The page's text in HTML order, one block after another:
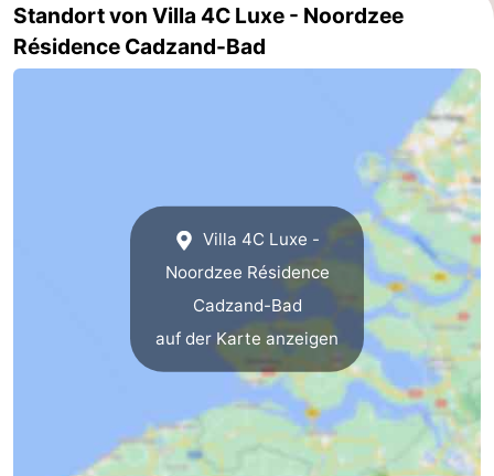
Cadzand
-
Retranchement
-
Blankenberge
Standort von Villa 4C Luxe - Noordzee
Résidence Cadzand-Bad
Villa 4C Luxe -
Noordzee Résidence
Cadzand-Bad
auf der Karte anzeigen